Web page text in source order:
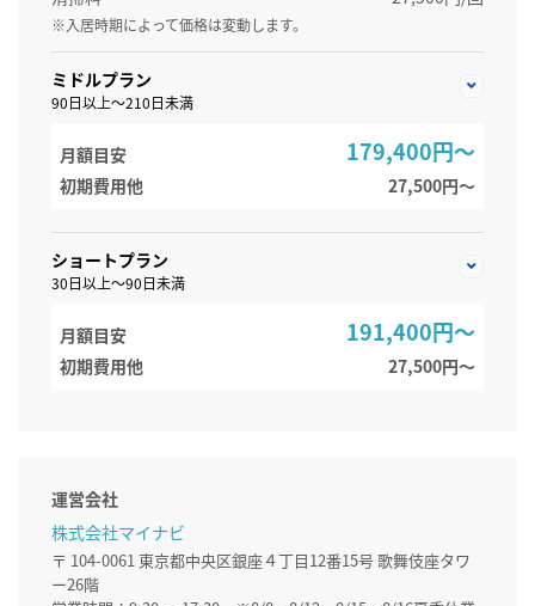
※入居時期によって価格は変動します。
ミドルプラン
90日以上～210日未満
月額目安 179,400円～
初期費用他 27,500円〜
ショートプラン
30日以上～90日未満
月額目安 191,400円～
初期費用他 27,500円〜
運営会社
株式会社マイナビ
〒 104-0061 東京都中央区銀座４丁目12番15号 歌舞伎座タワ
ー26階